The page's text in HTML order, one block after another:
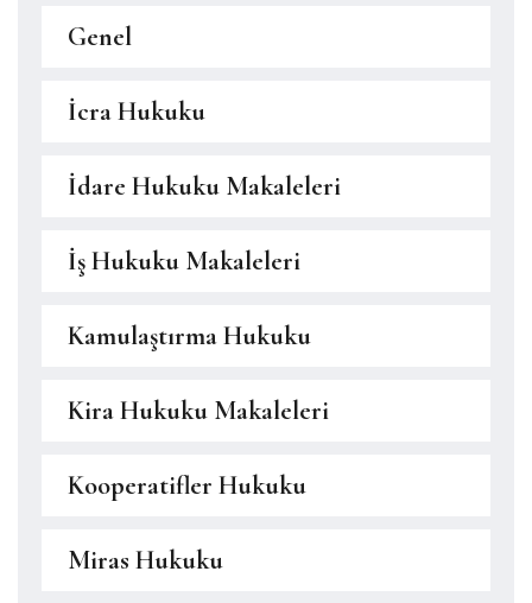
Genel
İcra Hukuku
İdare Hukuku Makaleleri
İş Hukuku Makaleleri
Kamulaştırma Hukuku
Kira Hukuku Makaleleri
Kooperatifler Hukuku
Miras Hukuku